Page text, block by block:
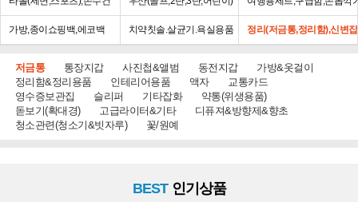
가방,종이쇼핑백,에코백 치약칫솔.살균기.욕실용품 정리(저금통,정리함),신변
저금통 통장지갑 사진첩&앨범 동전지갑
가방&옷걸이
정리함&정리용품
인테리어용품 액자
교통카드
영수증보관집
슬리퍼 기타잡화
약통(위생용품)
돋보기(확대경)
고급라이터&기타
디퓨져&방향제&향초
청소관련(청소기&빗자루)
꽃/원예
BEST 인기상품